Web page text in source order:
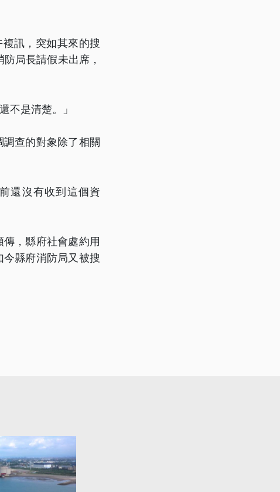
訊，突如其來的搜
局長請假未出席，
不是清楚。」
查的對象除了相關
還沒有收到這個資
，縣府社會處約用
縣府消防局又被搜